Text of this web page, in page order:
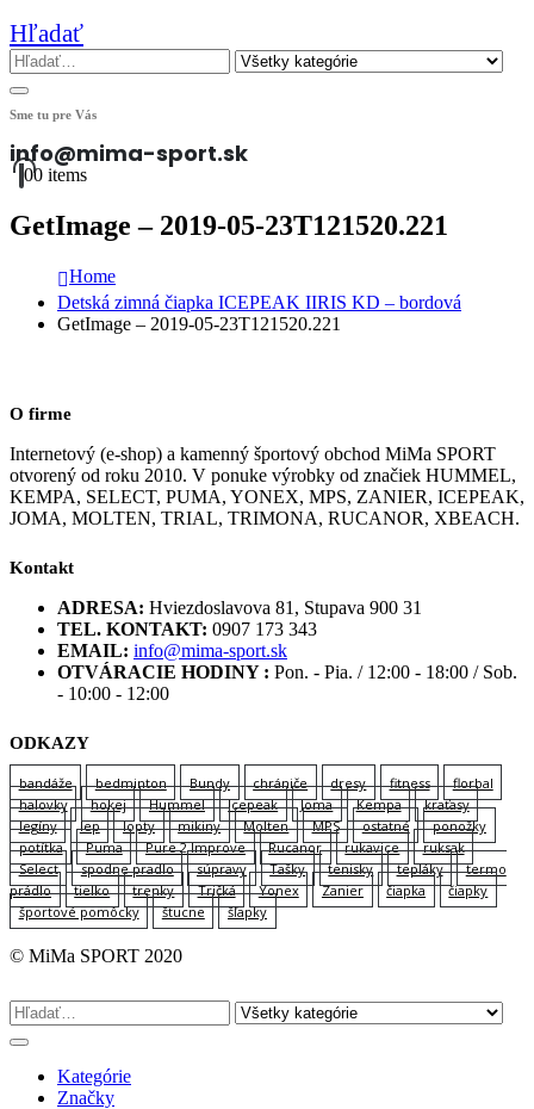
Hľadať
Sme tu pre Vás
info@mima-sport.sk
00 items
GetImage – 2019-05-23T121520.221
Home
Detská zimná čiapka ICEPEAK IIRIS KD – bordová
GetImage – 2019-05-23T121520.221
O firme
Internetový (e-shop) a kamenný športový obchod MiMa SPORT
otvorený od roku 2010. V ponuke výrobky od značiek HUMMEL,
KEMPA, SELECT, PUMA, YONEX, MPS, ZANIER, ICEPEAK,
JOMA, MOLTEN, TRIAL, TRIMONA, RUCANOR, XBEACH.
Kontakt
ADRESA: Hviezdoslavova 81, Stupava 900 31
TEL. KONTAKT: 0907 173 343
EMAIL: info@mima-sport.sk
OTVÁRACIE HODINY : Pon. - Pia. / 12:00 - 18:00 / Sob.
- 10:00 - 12:00
ODKAZY
bandáže bedminton Bundy chrániče dresy fitness
florbal
halovky
hokej Hummel Icepeak Joma Kempa
kraťasy
legíny
lep lopty mikiny Molten MPS ostatné
ponožky
potítka
Puma Pure 2 Improve Rucanor rukavice
ruksak
Select
spodne pradlo súpravy Tašky tenisky tepláky
termo
prádlo
tielko trenky Tričká Yonex Zanier čiapka
čiapky
športové pomôcky
štucne šľapky
© MiMa SPORT 2020
Kategórie
Značky